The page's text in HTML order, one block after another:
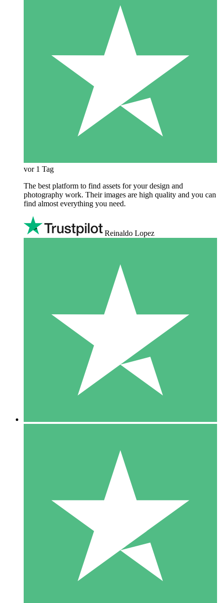
vor 1 Tag
The best platform to find assets for your design and
photography work. Their images are high quality and you can
find almost everything you need.
Reinaldo Lopez